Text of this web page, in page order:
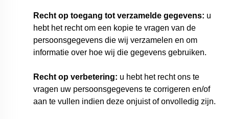
Recht op toegang tot verzamelde gegevens: u
hebt het recht om een kopie te vragen van de
persoonsgegevens die wij verzamelen en om
informatie over hoe wij die gegevens gebruiken.
Recht op verbetering: u hebt het recht ons te
vragen uw persoonsgegevens te corrigeren en/of
aan te vullen indien deze onjuist of onvolledig zijn.